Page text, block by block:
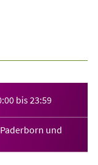
bis23:59
und